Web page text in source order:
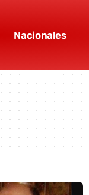
Nacionales